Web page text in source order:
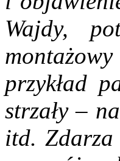
Wajdy,
przykład
strzały –
itd. Zdarza